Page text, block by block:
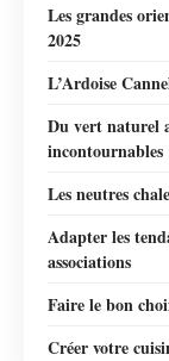
Les grandes
2025
L’Ardoise
Du vert naturel
incontournables
Les neutres
Adapter les
associations
Faire le bon
Créer votre